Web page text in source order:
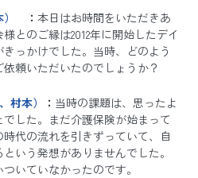
） ：本日はお時間をいただきあ
とのご縁は2012年に開始したデイ
っかけでした。当時、どのよう
頼いただいたのでしょうか？
村本） ： 当時の課題は、思ったよ
した。まだ介護保険が始まって
代の流れを引きずっていて、自
いう発想がありませんでした。
いていなかったのです。